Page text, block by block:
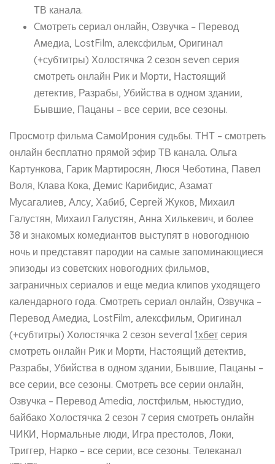
ТВ канала.
Cмотреть сериал онлайн, Озвучка – Перевод
Амедиа, LostFilm, алексфильм, Оригинал
(+субтитры) Холостячка 2 сезон seven серия
смотреть онлайн Рик и Морти, Настоящий
детектив, Разрабы, Убийства в одном здании,
Бывшие, Пацаны – все серии, все сезоны.
Просмотр фильма СамоИрония судьбы. ТНТ – смотреть
онлайн бесплатно прямой эфир ТВ канала. Ольга
Картункова, Гарик Мартиросян, Люся Чеботина, Павел
Воля, Клава Кока, Демис Карибидис, Азамат
Мусагалиев, Алсу, Хабиб, Сергей Жуков, Михаил
Галустян, Михаил Галустян, Анна Хилькевич, и более
38 и знакомых комедиантов выступят в новогоднюю
ночь и представят пародии на самые запоминающиеся
эпизоды из советских новогодних фильмов,
заграничных сериалов и еще медиа клипов уходящего
календарного года. Cмотреть сериал онлайн, Озвучка –
Перевод Амедиа, LostFilm, алексфильм, Оригинал
(+субтитры) Холостячка 2 сезон several 1хбет серия
смотреть онлайн Рик и Морти, Настоящий детектив,
Разрабы, Убийства в одном здании, Бывшие, Пацаны –
все серии, все сезоны. Cмотреть все серии онлайн,
Озвучка – Перевод Amedia, лостфильм, ньюстудио,
байбако Холостячка 2 сезон 7 серия смотреть онлайн
ЧИКИ, Нормальные люди, Игра престолов, Локи,
Триггер, Нарко – все серии, все сезоны. Телеканал